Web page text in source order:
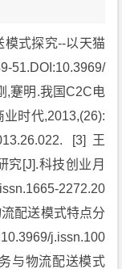
模式探究--以天猫
51.DOI:10.3969/
,蹇明.我国C2C电
时代,2013,(26):
[3]王
究[J].科技创业月
2272.20
配送模式特点分
j.issn.100
与物流配送模式